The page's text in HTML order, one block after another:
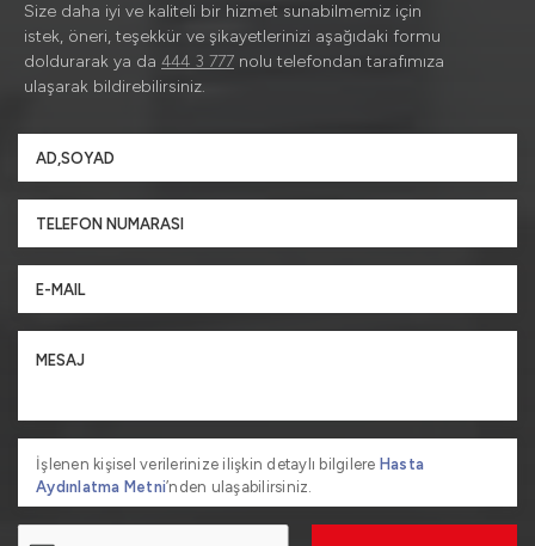
Size daha iyi ve kaliteli bir hizmet sunabilmemiz için
istek, öneri, teşekkür ve şikayetlerinizi aşağıdaki formu
doldurarak ya da 444 3 777 nolu telefondan tarafımıza
ulaşarak bildirebilirsiniz.
İşlenen kişisel verilerinize ilişkin detaylı bilgilere Hasta
Aydınlatma Metni’nden ulaşabilirsiniz.